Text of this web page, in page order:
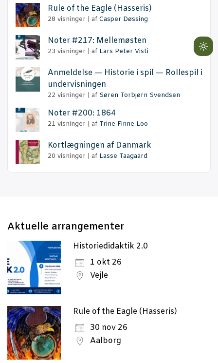
Rule of the Eag­le (Has­se­ris)
28 visninger af Casper Døssing
Noter #217: Mellemøsten
23 visninger af Lars Peter Visti
Anmel­del­se — Histo­rie i spil — Rol­le­spil i
undervisningen
22 visninger af Søren Torbjørn Svendsen
Noter #200: 1864
21 visninger af Trine Finne Loo
Kort­læg­nin­gen af Danmark
20 visninger af Lasse Taagaard
Aktu­el­le arrangementer
Historiedidaktik 2.0
1 okt 26
Vejle
Rule of the Eagle (Hasseris)
30 nov 26
Aalborg